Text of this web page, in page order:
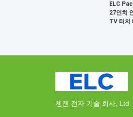
ELC
27인치
TV 터치
첸젠 전자 기술 회사, Ltd